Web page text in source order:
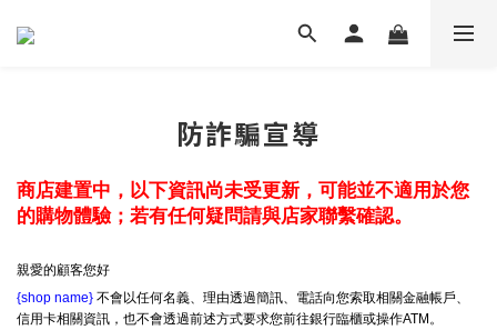
防詐騙宣導
商店建置中，以下資訊尚未受更新，可能並不適用於您
的購物體驗；若有任何疑問請與店家聯繫確認。
親愛的顧客您好
{shop name} 不會以任何名義、理由透過簡訊、電話向您索取相關金融帳戶、
信用卡相關資訊，也不會透過前述方式要求您前往銀行臨櫃或操作ATM。